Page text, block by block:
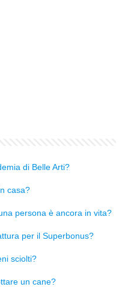
di Belle Arti?
casa?
persona è ancora in vita?
per il Superbonus?
sciolti?
un cane?